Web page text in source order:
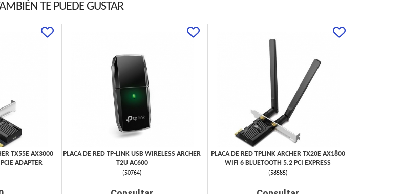
TE PUEDE GUSTAR
TX55E AX3000
ADAPTER
PLACA DE RED TP-LINK USB WIRELESS ARCHER
T2U AC600
(50764)
PLACA DE RED TPLINK ARCHER TX20E AX1800
WIFI 6 BLUETOOTH 5.2 PCI EXPRESS
(58585)